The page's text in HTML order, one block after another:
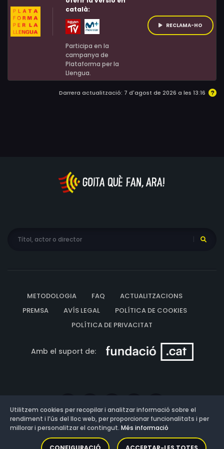
català:
Participa en la
campanya de
Plataforma per la
Llengua.
RECLAMA-HO
Darrera actualització: 7 d'agost de 2026 a les 13:16
METODOLOGIA FAQ
ACTUALITZACIONS
PREMSA
AVÍS LEGAL
POLÍTICA DE COOKIES
POLÍTICA DE PRIVACITAT
Amb el suport de:
Versió: 3.13.0.202607011342
Utilitzem cookies per recopilar i analitzar informació sobre el
rendiment i l’ús del lloc web, per proporcionar funcionalitats i per
millorar i personalitzar el contingut. Més informació